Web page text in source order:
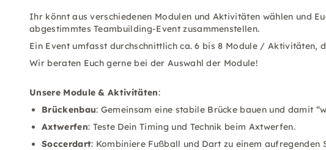
Ihr könnt aus verschiedenen Modulen und Aktivitäten wählen und
abgestimmtes Teambuilding-Event zusammenstellen.
Ein Event umfasst durchschnittlich ca. 6 bis 8 Module / Aktivitäten,
Wir beraten Euch gerne bei der Auswahl der Module!
Unsere Module & Aktivitäten:
Brückenbau: Gemeinsam eine stabile Brücke bauen und damit
Axtwerfen: Teste Dein Timing und Technik beim Axtwerfen.
Soccerdart: Kombiniere Fußball und Dart zu einem aufregenden